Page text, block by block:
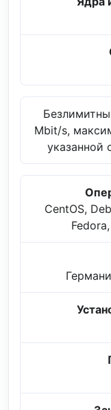
Mbit/s,
указанной
CentOS,